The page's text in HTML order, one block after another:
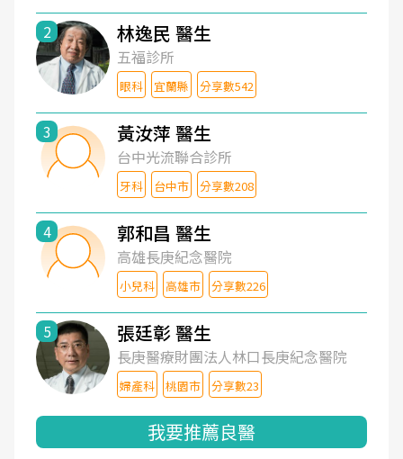
2 林逸民 醫生
五福診所
眼科 宜蘭縣 分享數542
3 黃汝萍 醫生
台中光流聯合診所
牙科 台中市 分享數208
4 郭和昌 醫生
高雄長庚紀念醫院
小兒科 高雄市 分享數226
5 張廷彰 醫生
長庚醫療財團法人林口長庚紀念醫院
婦產科 桃園市 分享數23
我要推薦良醫